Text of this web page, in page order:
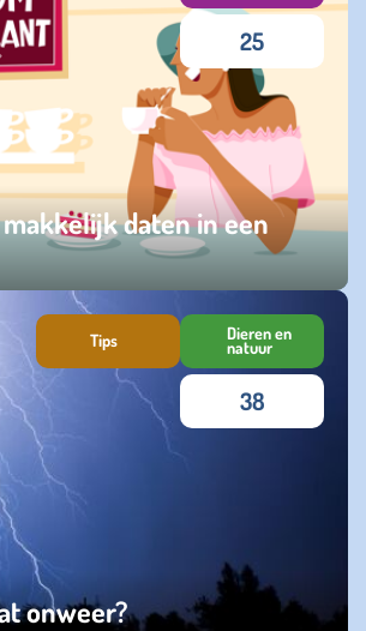
daten in een
25
onweer?
Tips Dieren en
natuur
38